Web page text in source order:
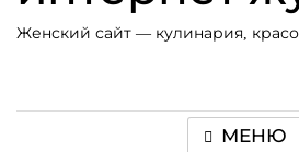
Женский сайт — кулинария,
МЕНЮ